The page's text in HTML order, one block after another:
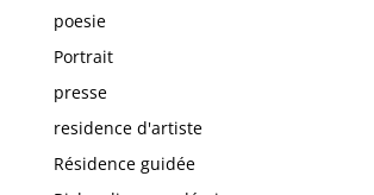
poesie
Portrait
presse
residence d'artiste
Résidence guidée